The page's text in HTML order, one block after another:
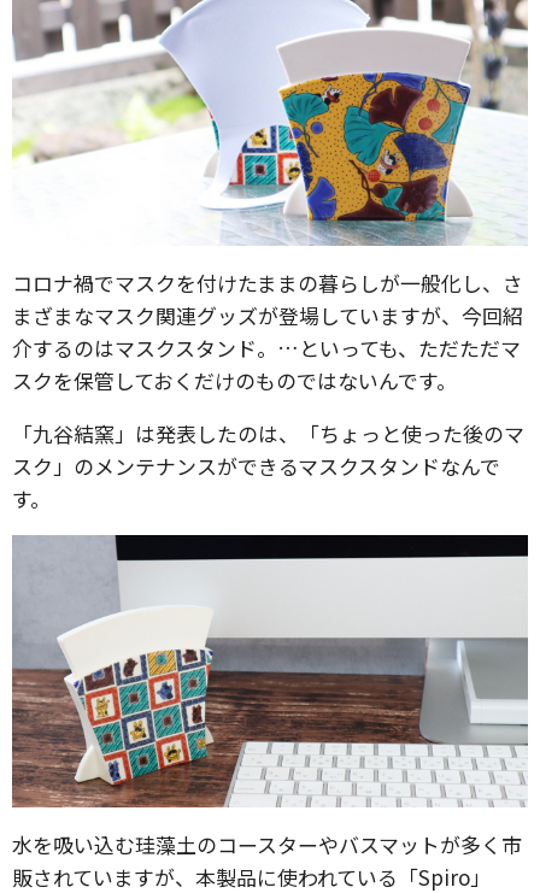
コロナ禍でマスクを付けたままの暮らしが一般化し、さ
まざまなマスク関連グッズが登場していますが、今回紹
介するのはマスクスタンド。…といっても、ただただマ
スクを保管しておくだけのものではないんです。
「九谷結窯」は発表したのは、「ちょっと使った後のマ
スク」のメンテナンスができるマスクスタンドなんで
す。
水を吸い込む珪藻土のコースターやバスマットが多く市
販されていますが、本製品に使われている「Spiro」